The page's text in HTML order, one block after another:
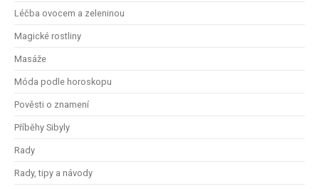
Léčba ovocem a zeleninou
Magické rostliny
Masáže
Móda podle horoskopu
Pověsti o znamení
Příběhy Sibyly
Rady
Rady, tipy a návody